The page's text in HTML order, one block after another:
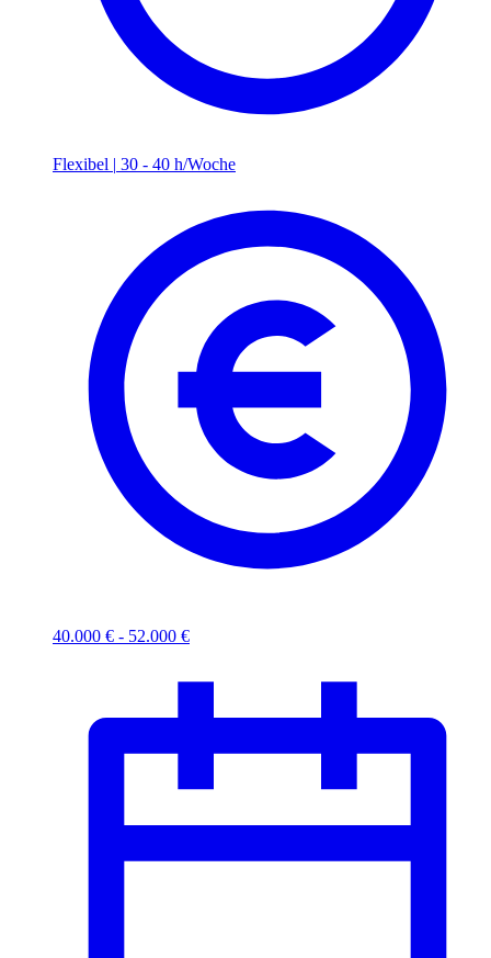
Flexibel | 30 - 40 h/Woche
40.000 € - 52.000 €